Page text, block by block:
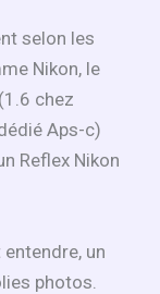
selon les
Nikon, le
chez
Aps-c)
Reflex Nikon
un
photos.